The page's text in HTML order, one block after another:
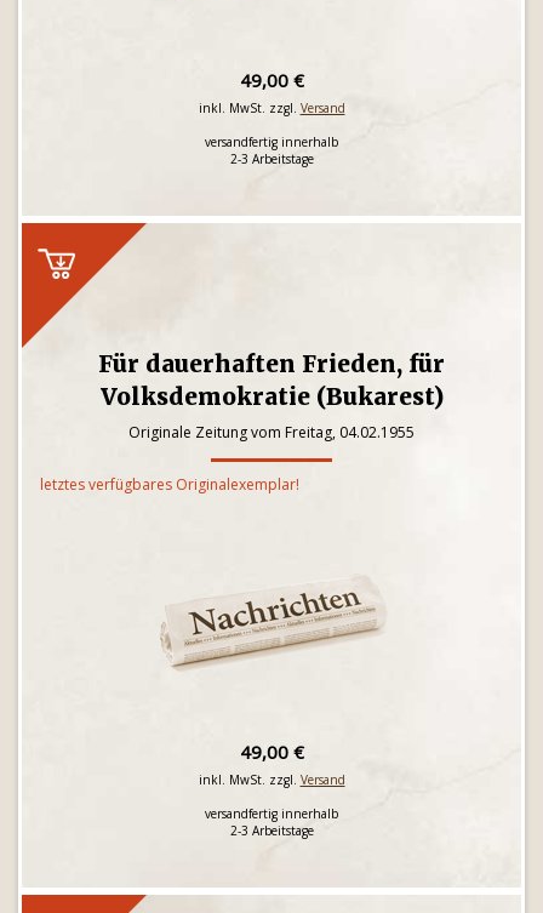
49,00 €
inkl. MwSt. zzgl. Versand
versandfertig innerhalb
2-3 Arbeitstage
Für dauerhaften Frieden, für
Volksdemokratie (Bukarest)
Originale Zeitung vom Freitag, 04.02.1955
letztes verfügbares Originalexemplar!
49,00 €
inkl. MwSt. zzgl. Versand
versandfertig innerhalb
2-3 Arbeitstage